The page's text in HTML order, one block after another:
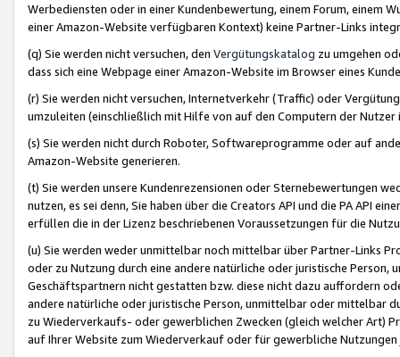
Werbediensten oder in einer Kundenbewertung, einem Forum, einem
einer Amazon-Website verfügbaren Kontext) keine Partner-Links
(q) Sie werden nicht versuchen, den Vergütungskatalog zu umgehen
dass sich eine Webpage einer Amazon-Website im Browser eines
(r) Sie werden nicht versuchen, Internetverkehr (Traffic) oder
umzuleiten (einschließlich mit Hilfe von auf den Computern der
(s) Sie werden nicht durch Roboter, Softwareprogramme oder auf
Amazon-Website generieren.
(t) Sie werden unsere Kundenrezensionen oder Sternebewertungen
nutzen, es sei denn, Sie haben über die Creators API und die PA API
erfüllen die in der Lizenz beschriebenen Voraussetzungen für die
(u) Sie werden weder unmittelbar noch mittelbar über Partner-Links
oder zu Nutzung durch eine andere natürliche oder juristische
Geschäftspartnern nicht gestatten bzw. diese nicht dazu auffordern
andere natürliche oder juristische Person, unmittelbar oder mittelbar
zu Wiederverkaufs- oder gewerblichen Zwecken (gleich welcher Art)
auf Ihrer Website zum Wiederverkauf oder für gewerbliche